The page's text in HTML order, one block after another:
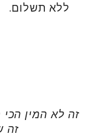
ללא תשלום.
זה לא המין
זה